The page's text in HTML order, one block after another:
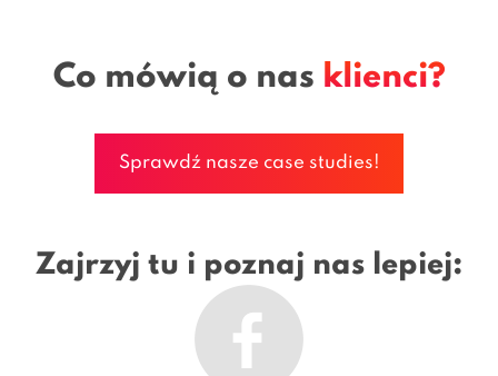
Co mówią o nas klienci?
Sprawdź nasze case studies!
Zajrzyj tu i poznaj nas lepiej: